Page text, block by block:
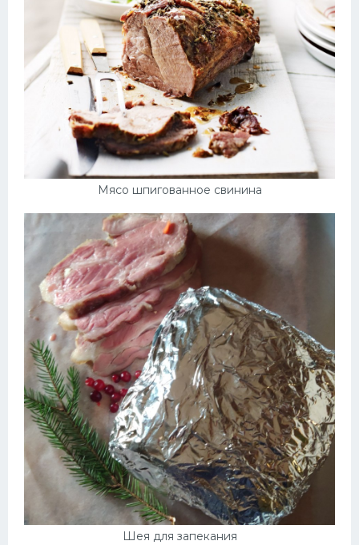
Мясо шпигованное свинина
Шея для запекания